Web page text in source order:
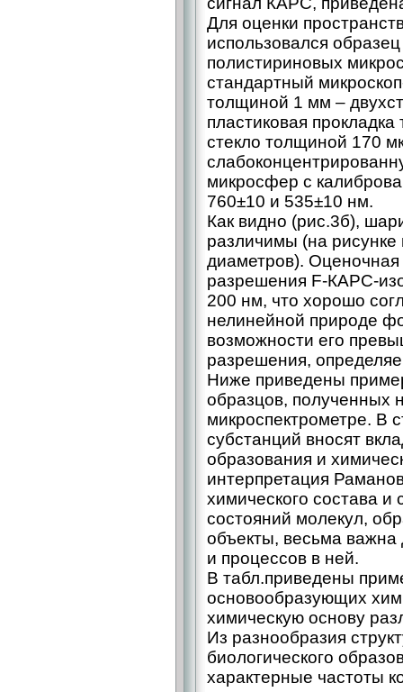
Для оценки
использовался
полистириновых
стандартный
толщиной 1 мм –
пластиковая
стекло толщиной 170
микросфер с
760±10 и 535±10 нм.
Как видно (рис.3б),
различимы (на
диаметров). Оценочная
разрешения F-КАРС-
200 нм, что хорошо
нелинейной природе
возможности его
разрешения,
Ниже приведены
образцов, полученных
микроспектрометре. В
субстанций вносят
образования и
интерпретация
химического состава
состояний молекул,
объекты, весьма важна
и процессов в ней.
В табл.приведены
основообразующих
химическую основу
Из разнообразия
биологического
характерные частоты